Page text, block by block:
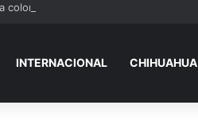
Olivia Espinoza
INTERNACIONAL CHIHUAHUA